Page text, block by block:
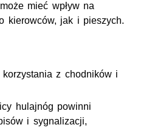
mieć wpływ na
kierowców, jak i pieszych.
z chodników i
hulajnóg powinni
i sygnalizacji,